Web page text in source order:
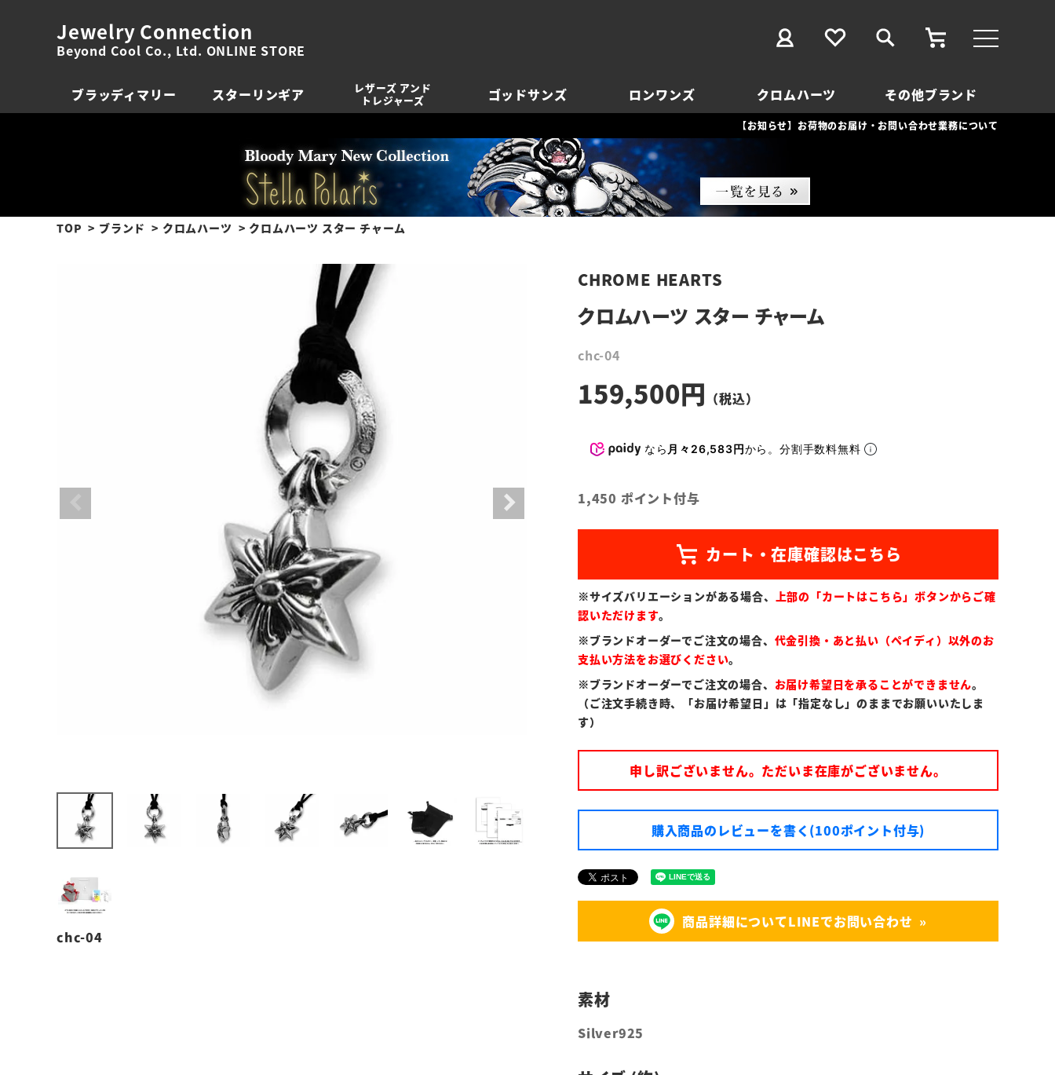
Jewelry Connection
Beyond Cool Co., Ltd. ONLINE STORE
ブラッディマリー スターリンギア
レザーズ アンド
トレジャーズ
ゴッドサンズ ロンワンズ クロムハーツ その他ブランド
【お知らせ】お荷物のお届け・お問い合わせ業務について
TOP ブランド クロムハーツ クロムハーツ スター チャーム
chc-04
CHROME HEARTS
クロムハーツ スター チャーム
chc-04
159,500
なら 月々26,583円から。分割手数料無料
1,450 ポイント付与
※サイズバリエーションがある場合、
上部の「カートはこちら」ボタンからご確
認いただけます。
※ブランドオーダーでご注文の場合、 代金引換・あと払い（ペイディ）以外のお
支払い方法をお選びください。
※ブランドオーダーでご注文の場合、 お届け希望日を承ることができません。
（ご注文手続き時、「お届け希望日」は「指定なし」のままでお願いいたしま
す）
申し訳ございません。ただいま在庫がございません。
購入商品のレビューを書く(100ポイント付与)
商品詳細についてLINEでお問い合わせ
Silver925